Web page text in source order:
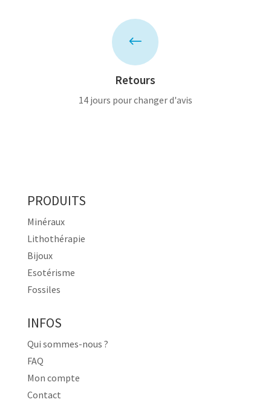
#
Retours
14 jours pour changer d'avis
PRODUITS
Minéraux
Lithothérapie
Bijoux
Esotérisme
Fossiles
INFOS
Qui sommes-nous ?
FAQ
Mon compte
Contact